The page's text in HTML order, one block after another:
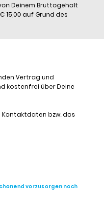
Deinem Bruttogehalt
15,00 auf Grund des
Vertrag und
kostenfrei über Deine
bzw. das
vorzusorgen noch